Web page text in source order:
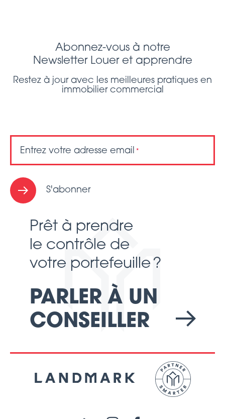
Abonnez-vous à notre
Newsletter Louer et apprendre
Restez à jour avec les meilleures pratiques en
immobilier commercial
Entrez votre adresse email *
S'abonner
Prêt à prendre
le contrôle de
votre portefeuille ?
PARLER À UN
CONSEILLER